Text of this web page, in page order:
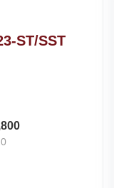
ST/SST